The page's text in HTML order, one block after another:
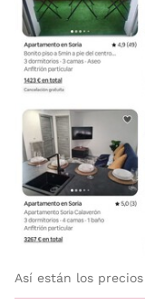
Así están los